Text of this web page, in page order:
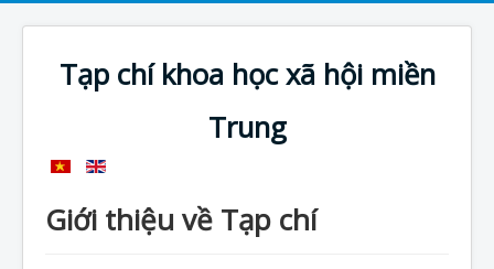
Tạp chí khoa học xã hội miền
Trung
Giới thiệu về Tạp chí